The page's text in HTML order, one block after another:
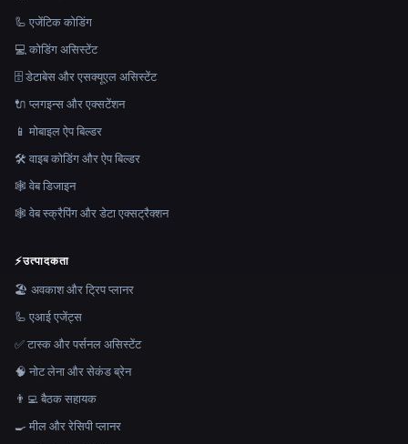
🦾 एजेंटिक कोडिंग
💻 कोडिंग असिस्टेंट
🗄️ डेटाबेस और एसक्यूएल असिस्टेंट
🔌 प्लगइन्स और एक्सटेंशन
📱 मोबाइल ऐप बिल्डर
🛠️ वाइब कोडिंग और ऐप बिल्डर
🕸 वेब डिजाइन
🕸️ वेब स्क्रैपिंग और डेटा एक्सट्रैक्शन
⚡उत्पादकता
🏖 अवकाश और ट्रिप प्लानर
🦾 एआई एजेंट्स
✅ टास्क और पर्सनल असिस्टेंट
🧠 नोट लेना और सेकंड ब्रेन
👨‍💻 बैठक सहायक
🍳 मील और रेसिपी प्लानर